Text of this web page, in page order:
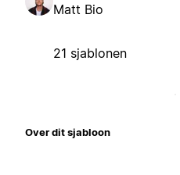
Matt Bio
21 sjablonen
Over dit sjabloon